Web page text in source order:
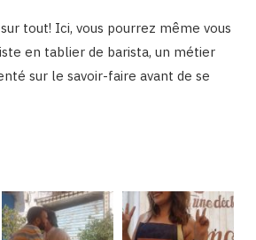
tout! Ici, vous pourrez même vous
en tablier de barista, un métier
sur le savoir-faire avant de se